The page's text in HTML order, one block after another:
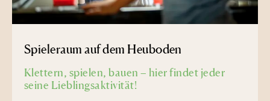
Spieleraum auf dem Heuboden
Klettern, spielen, bauen – hier findet jeder
seine Lieblingsaktivität!